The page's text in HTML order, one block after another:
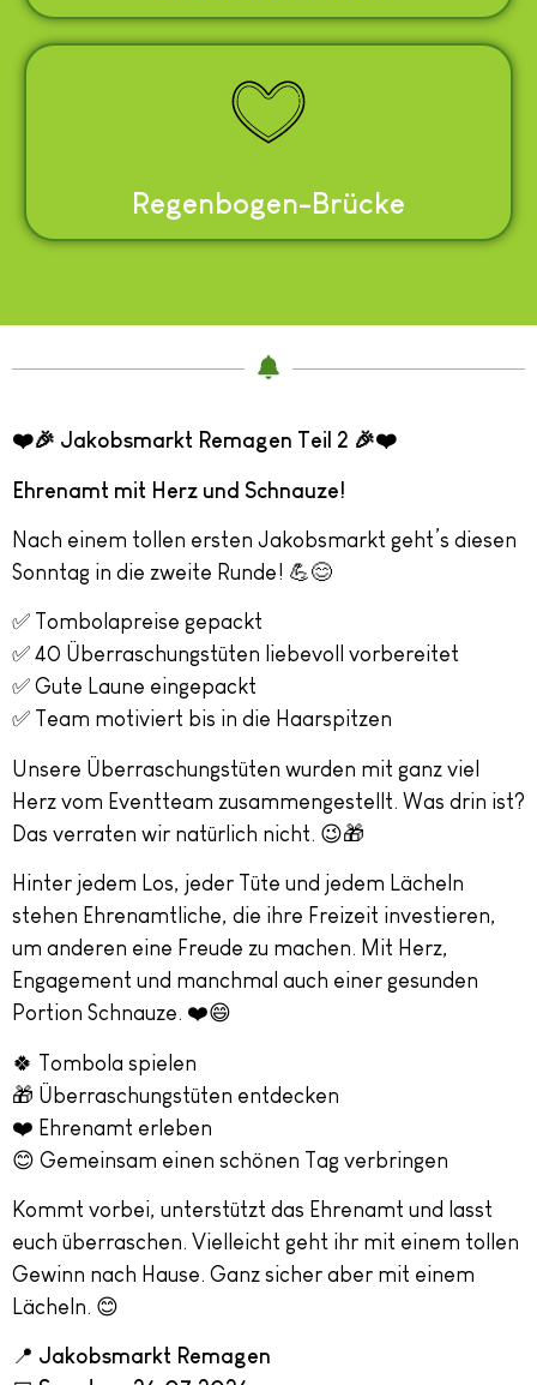
Regenbogen-Brücke
❤️🎉 Jakobsmarkt Remagen Teil 2 🎉❤️
Ehrenamt mit Herz und Schnauze!
Nach einem tollen ersten Jakobsmarkt geht’s diesen
Sonntag in die zweite Runde! 💪😊
✅ Tombolapreise gepackt
✅ 40 Überraschungstüten liebevoll vorbereitet
✅ Gute Laune eingepackt
✅ Team motiviert bis in die Haarspitzen
Unsere Überraschungstüten wurden mit ganz viel
Herz vom Eventteam zusammengestellt. Was drin ist?
Das verraten wir natürlich nicht. 😉🎁
Hinter jedem Los, jeder Tüte und jedem Lächeln
stehen Ehrenamtliche, die ihre Freizeit investieren,
um anderen eine Freude zu machen. Mit Herz,
Engagement und manchmal auch einer gesunden
Portion Schnauze. ❤️😄
🍀 Tombola spielen
🎁 Überraschungstüten entdecken
❤️ Ehrenamt erleben
😊 Gemeinsam einen schönen Tag verbringen
Kommt vorbei, unterstützt das Ehrenamt und lasst
euch überraschen. Vielleicht geht ihr mit einem tollen
Gewinn nach Hause. Ganz sicher aber mit einem
Lächeln. 😊
📍 Jakobsmarkt Remagen